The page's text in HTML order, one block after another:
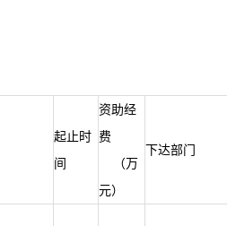
起止时
间
资助经
费
（万
元）
下达部门